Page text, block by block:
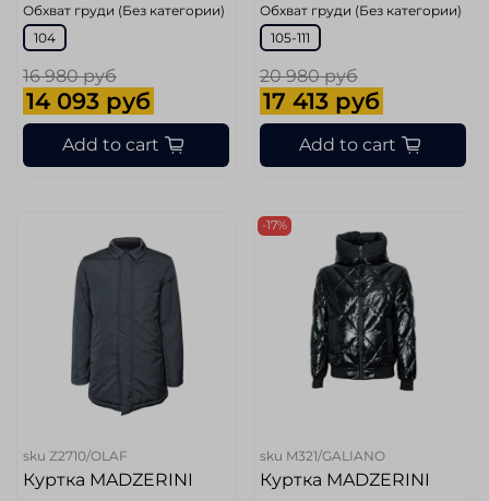
Обхват груди (Без категории)
104
16 980 руб
14 093 руб
Add to cart
Обхват груди (Без категории)
105-111
20 980 руб
17 413 руб
Add to cart
sku Z2710/OLAF
Куртка MADZERINI
-17%
sku M321/GALIANO
Куртка MADZERINI